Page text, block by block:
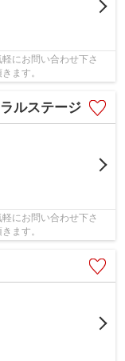
にお問い合わせ下さ
ます。
ルステージ
にお問い合わせ下さ
ます。